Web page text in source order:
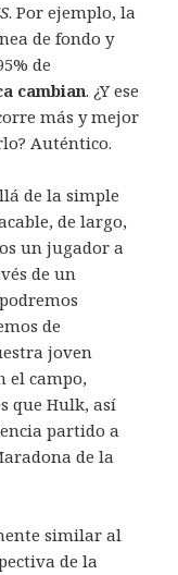
. Por ejemplo, la
de fondo y
de
cambian. ¿Y ese
más y mejor
Auténtico.
de la simple
de largo,
un jugador a
de un
de
joven
el campo,
que Hulk, así
partido a
de la
similar al
de la